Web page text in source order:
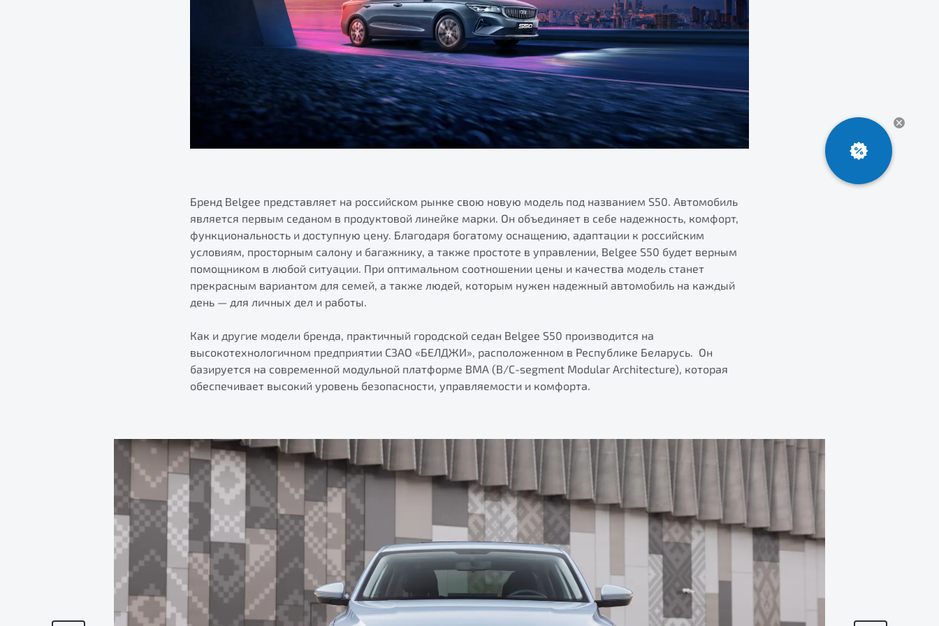
Бренд Belgee представляет на российском рынке свою новую модель под названием S50. Автомобиль
является первым седаном в продуктовой линейке марки. Он объединяет в себе надежность, комфорт,
функциональность и доступную цену. Благодаря богатому оснащению, адаптации к российским
условиям, просторным салону и багажнику, а также простоте в управлении, Belgee S50 будет верным
помощником в любой ситуации. При оптимальном соотношении цены и качества модель станет
прекрасным вариантом для семей, а также людей, которым нужен надежный автомобиль на каждый
день — для личных дел и работы.
Как и другие модели бренда, практичный городской седан Belgee S50 производится на
высокотехнологичном предприятии СЗАО «БЕЛДЖИ», расположенном в Республике Беларусь. Он
базируется на современной модульной платформе BMA (B/С-segment Modular Architecture), которая
обеспечивает высокий уровень безопасности, управляемости и комфорта.